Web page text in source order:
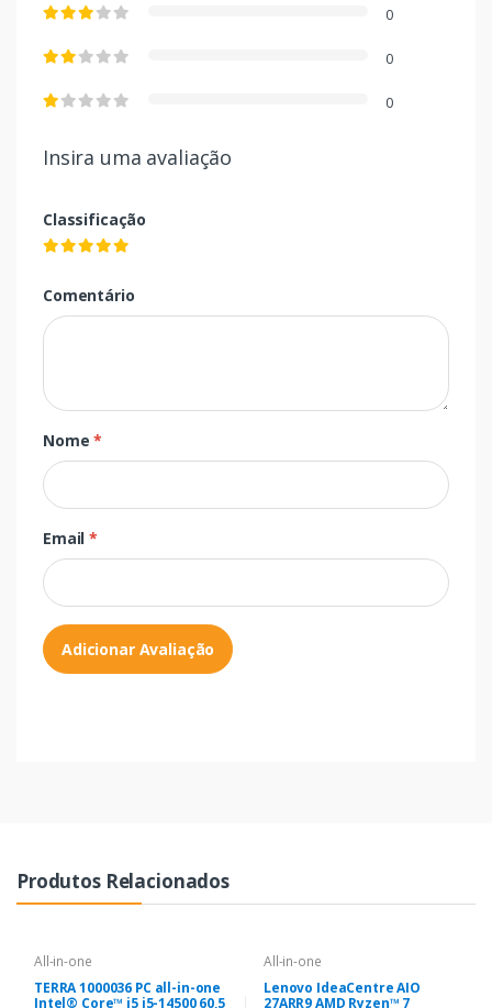
0
0
0
Insira uma avaliação
Classificação
Comentário
Nome*
Email*
Adicionar Avaliação
Produtos Relacionados
All-in-one
TERRA 1000036 PC all-in-one
Intel® Core™ i5 i5-14500 60,5
All-in-one
Lenovo IdeaCentre AIO
27ARR9 AMD Ryzen™ 7